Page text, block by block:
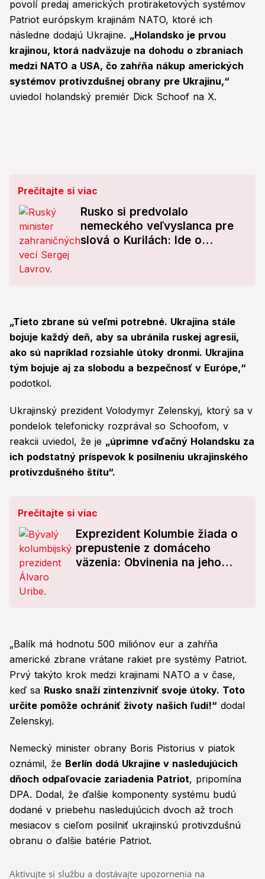
povolí predaj amerických protiraketových systémov
Patriot európskym krajinám NATO, ktoré ich
následne dodajú Ukrajine. „Holandsko je prvou
krajinou, ktorá nadväzuje na dohodu o zbraniach
medzi NATO a USA, čo zahŕňa nákup amerických
systémov protivzdušnej obrany pre Ukrajinu,“
uviedol holandský premiér Dick Schoof na X.
Prečítajte si viac
Rusko si predvolalo
nemeckého veľvyslanca pre
slová o Kurilách: Ide o
„Tieto zbrane sú veľmi potrebné. Ukrajina stále
bojuje každý deň, aby sa ubránila ruskej agresii,
ako sú napríklad rozsiahle útoky dronmi. Ukrajina
tým bojuje aj za slobodu a bezpečnosť v Európe,“
podotkol.
Ukrajinský prezident Volodymyr Zelenskyj, ktorý sa v
pondelok telefonicky rozprával so Schoofom, v
reakcii uviedol, že je „úprimne vďačný Holandsku za
ich podstatný príspevok k posilneniu ukrajinského
protivzdušného štítu“.
Prečítajte si viac
Exprezident Kolumbie žiada o
prepustenie z domáceho
väzenia: Obvinenia na jeho
„Balík má hodnotu 500 miliónov eur a zahŕňa
americké zbrane vrátane rakiet pre systémy Patriot.
Prvý takýto krok medzi krajinami NATO a v čase,
keď sa Rusko snaží zintenzívniť svoje útoky. Toto
určite pomôže ochrániť životy našich ľudí!“ dodal
Zelenskyj.
Nemecký minister obrany Boris Pistorius v piatok
oznámil, že Berlín dodá Ukrajine v nasledujúcich
dňoch odpaľovacie zariadenia Patriot, pripomína
DPA. Dodal, že ďalšie komponenty systému budú
dodané v priebehu nasledujúcich dvoch až troch
mesiacov s cieľom posilniť ukrajinskú protivzdušnú
obranu o ďalšie batérie Patriot.
Aktivujte si službu a dostávajte upozornenia na